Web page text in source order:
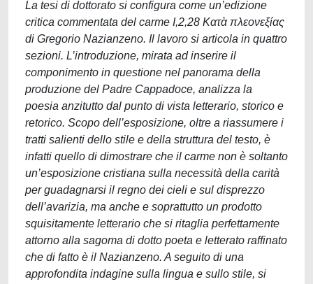
La tesi di dottorato si configura come un’edizione
critica commentata del carme I,2,28 Κατὰ πλεονεξίας
di Gregorio Nazianzeno. Il lavoro si articola in quattro
sezioni. L’introduzione, mirata ad inserire il
componimento in questione nel panorama della
produzione del Padre Cappadoce, analizza la
poesia anzitutto dal punto di vista letterario, storico e
retorico. Scopo dell’esposizione, oltre a riassumere i
tratti salienti dello stile e della struttura del testo, è
infatti quello di dimostrare che il carme non è soltanto
un’esposizione cristiana sulla necessità della carità
per guadagnarsi il regno dei cieli e sul disprezzo
dell’avarizia, ma anche e soprattutto un prodotto
squisitamente letterario che si ritaglia perfettamente
attorno alla sagoma di dotto poeta e letterato raffinato
che di fatto è il Nazianzeno. A seguito di una
approfondita indagine sulla lingua e sullo stile, si